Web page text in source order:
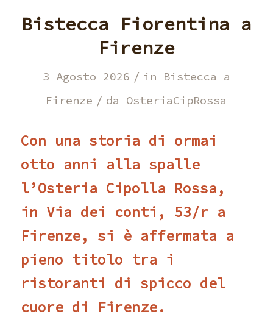
Bistecca Fiorentina a
Firenze
3 Agosto 2026 / in Bistecca a
Firenze / da OsteriaCipRossa
Con una storia di ormai
otto anni alla spalle
l’Osteria Cipolla Rossa,
in Via dei conti, 53/r a
Firenze, si è affermata a
pieno titolo tra i
ristoranti di spicco del
cuore di Firenze.